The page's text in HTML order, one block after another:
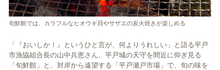
旬鮮館では、カラフルなヒオウギ貝やサザエの炭火焼きが楽しめる
「『おいしか！』というひと言が、何よりうれしい」と語る平戸
市漁協組合長の山中兵恵さん。平戸城の天守を間近に仰ぎ見る
「旬鮮館」と、対岸から遠望する「平戸瀬戸市場」で、旬の味を